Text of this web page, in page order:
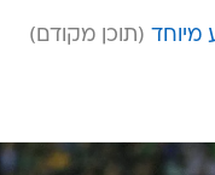
מיוחד